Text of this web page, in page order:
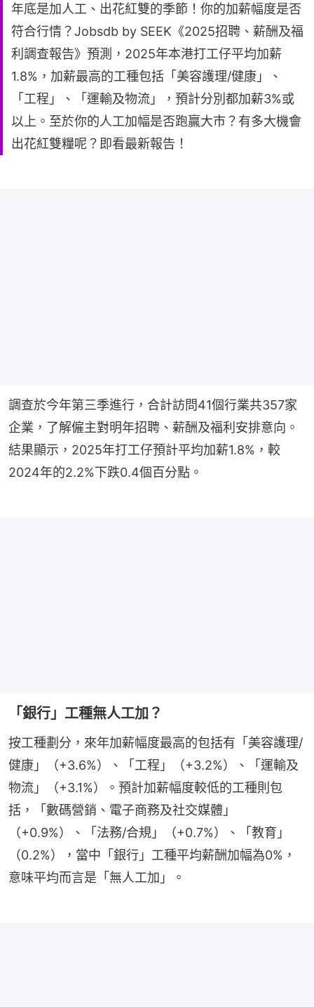
年底是加人工、出花紅雙的季節！你的加薪幅度是否
符合行情？Jobsdb by SEEK《2025招聘、薪酬及福
利調查報告》預測，2025年本港打工仔平均加薪
1.8%，加薪最高的工種包括「美容護理/健康」、
「工程」、「運輸及物流」，預計分別都加薪3%或
以上。至於你的人工加幅是否跑贏大市？有多大機會
出花紅雙糧呢？即看最新報告！
調查於今年第三季進行，合計訪問41個行業共357家
企業，了解僱主對明年招聘、薪酬及福利安排意向。
結果顯示，2025年打工仔預計平均加薪1.8%，較
2024年的2.2%下跌0.4個百分點。
「銀行」工種無人工加？
按工種劃分，來年加薪幅度最高的包括有「美容護理/
健康」（+3.6%）、「工程」（+3.2%）、「運輸及
物流」（+3.1%）。預計加薪幅度較低的工種則包
括，「數碼營銷、電子商務及社交媒體」
（+0.9%）、「法務/合規」（+0.7%）、「教育」
（0.2%），當中「銀行」工種平均薪酬加幅為0%，
意味平均而言是「無人工加」。